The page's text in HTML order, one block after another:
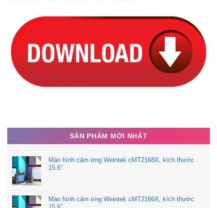
SẢN PHẨM MỚI NHẤT
Màn hình cảm ứng Weintek cMT2168X, kích thước
15.6″
Màn hình cảm ứng Weintek cMT2166X, kích thước